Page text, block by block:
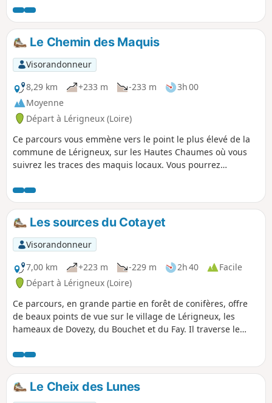
Le Chemin des Maquis
Visorandonneur
8,29 km
+233 m -233 m
3h 00
Moyenne
Départ à Lérigneux (Loire)
Ce parcours vous emmène vers le point le plus élevé de la
commune de Lérigneux, sur les Hautes Chaumes où vous
suivrez les traces des maquis locaux. Vous pourrez
Alpes et le Mont Blanc. Sentier PR®19.
Les sources du Cotayet
Visorandonneur
7,00 km
+223 m -229 m 2h 40
Facile
Départ à Lérigneux (Loire)
Ce parcours, en grande partie en forêt de conifères, offre
de beaux points de vue sur le village de Lérigneux, les
hameaux de Dovezy, du Bouchet et du Fay. Il traverse le
Vizézy dans sa partie amont). PR® 18
Le Cheix des Lunes